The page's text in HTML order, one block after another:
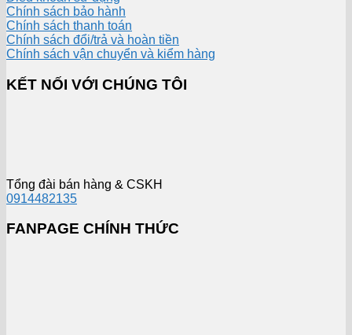
Chính sách bảo hành
Chính sách thanh toán
Chính sách đổi/trả và hoàn tiền
Chính sách vận chuyển và kiểm hàng
KẾT NỐI VỚI CHÚNG TÔI
Tổng đài bán hàng & CSKH
0914482135
FANPAGE CHÍNH THỨC